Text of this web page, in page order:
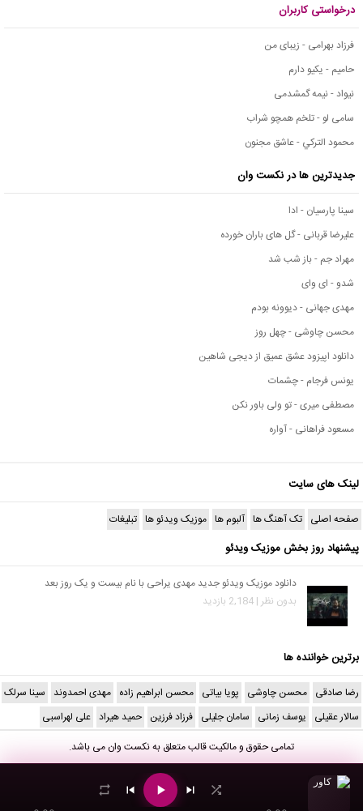
درخواستی کاربران
فرزاد بهرامی - زیبای من
حامیم - یکیو دارم
نیواد - نیمه گمشدمی
سامی لو - تلخم همچو شراب
محمود التركي - عاشق مجنون
جدیدترین ها در نکست وان
سینا پارسیان - ادا
علیرضا قربانی - گل های باران خورده
مهراد جم - باز شب شد
شدو - ای وای
مهدی جهانی - دیوونه بودم
محسن چاوشی - چهل روز
دانلود اپیزود عشق عمیق از دیجی شاهین
یونس فرجام - چشمات
مصطفی میری - تو ولی باور نکن
مسعود فراهانی - آواره
لینک های سایت
صفحه اصلی تک آهنگ ها آلبوم ها موزیک ویدئو ها تبلیغات
پیشنهاد روز بخش موزیک ویدئو
دانلود موزیک ویدئو جدید مهدی یراحی با نام بیست و یک روز بعد
بدون نظر | 2,184 بازدید
برترین خواننده ها
رضا صادقی محسن چاوشی پویا بیاتی محسن ابراهیم زاده مهدی احمدوند سینا سرلک
سالار عقیلی یوسف زمانی سامان جلیلی فرزاد فرزین حمید هیراد علی لهراسبی
تمامی حقوق و مالکیت قالب متعلق بهنکست وانمی باشد.